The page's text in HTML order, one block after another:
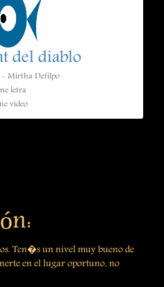
del diablo
- Mirtha Defilpo
letra
video
Ten�s un nivel muy bueno de
en el lugar oportuno, no